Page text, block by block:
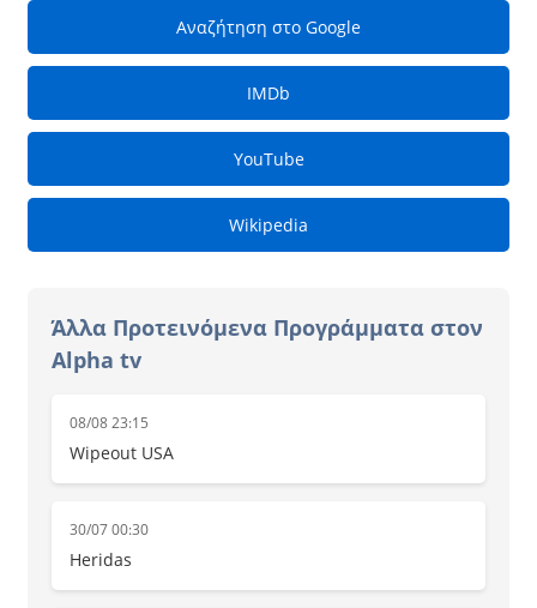
Αναζήτηση στο Google
IMDb
YouTube
Wikipedia
Άλλα Προτεινόμενα Προγράμματα στον
Alpha tv
08/08 23:15
Wipeout USA
30/07 00:30
Heridas